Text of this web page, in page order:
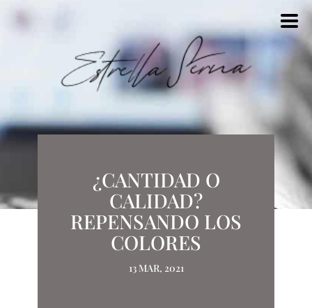
¿CANTIDAD O
CALIDAD?
REPENSANDO LOS
COLORES
13 MAR, 2021